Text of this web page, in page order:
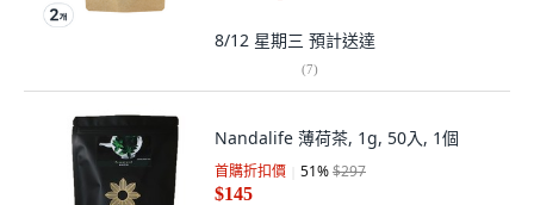
8/12 星期三 預計送達
(7)
Nandalife 薄荷茶, 1g, 50入, 1個
首購折扣價 51%$297
$145